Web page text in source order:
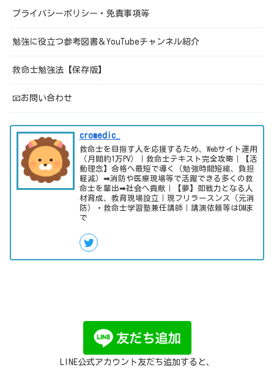
プライバシーポリシー・免責事項等
勉強に役立つ参考図書＆YouTubeチャンネル紹介
救命士勉強法【保存版】
📧お問い合わせ
cromedic_
救命士を目指す人を応援するため、Webサイト運用
（月間約1万PV）｜救命士テキスト完全攻略｜【活
動理念】合格へ最短で導く（勉強時間短縮、負担
軽減）➡消防や医療現場等で活躍できる多くの救
命士を輩出➡社会へ貢献｜【夢】即戦力となる人
材育成、教育現場設立｜現フリラースンス（元消
防）・救命士学習塾兼任講師｜講演依頼等はDMま
で
LINE公式アカウント友だち追加すると、